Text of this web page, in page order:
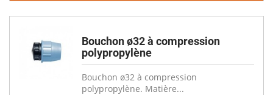
Bouchon ø32 à compression
polypropylène
Bouchon ø32 à compression
polypropylène. Matière...